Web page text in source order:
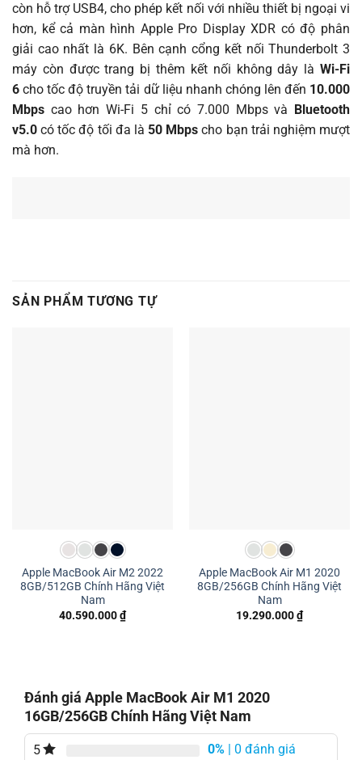
còn hỗ trợ USB4, cho phép kết nối với nhiều thiết bị ngoại vi
hơn, kể cả màn hình Apple Pro Display XDR có độ phân
giải cao nhất là 6K. Bên cạnh cổng kết nối Thunderbolt 3
máy còn được trang bị thêm kết nối không dây là Wi-Fi
6cho tốc độ truyền tải dữ liệu nhanh chóng lên đến 10.000
Mbps cao hơn Wi-Fi 5 chỉ có 7.000 Mbps và
Bluetooth
v5.0có tốc độ tối đa là 50 Mbps cho bạn trải nghiệm mượt
mà hơn.
SẢN PHẨM TƯƠNG TỰ
Apple MacBook Air M2 2022
8GB/512GB Chính Hãng Việt
Nam
40.590.000₫
Apple MacBook Air M1 2020
8GB/256GB Chính Hãng Việt
Nam
19.290.000₫
Đánh giá Apple MacBook Air M1 2020
16GB/256GB Chính Hãng Việt Nam
5 0% | 0 đánh giá